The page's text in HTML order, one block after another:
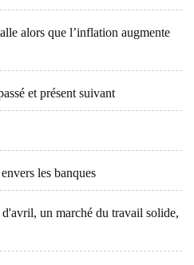
alors que l’inflation augmente
et présent suivant
les banques
un marché du travail solide,